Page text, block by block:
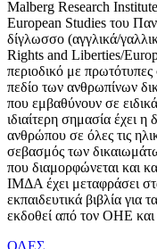
Malberg Research
European Studies του
δίγλωσσο (αγγλικά/
Rights and Liberties/
περιοδικό με πρωτότυπες
πεδίο των ανθρωπίνων
που εμβαθύνουν σε
ιδιαίτερη σημασία έχει
ανθρώπου σε όλες τις
σεβασμός των
που διαμορφώνεται και
ΙΜΔΑ έχει μεταφράσει
εκπαιδευτικά βιβλία
εκδοθεί από τον ΟΗΕ
ΟΛΕΣ